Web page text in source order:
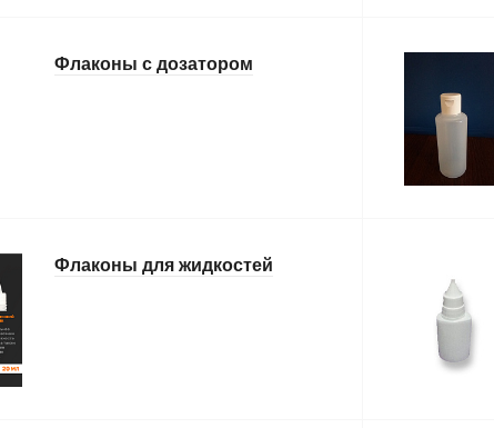
Флаконы с дозатором
Флаконы для жидкостей